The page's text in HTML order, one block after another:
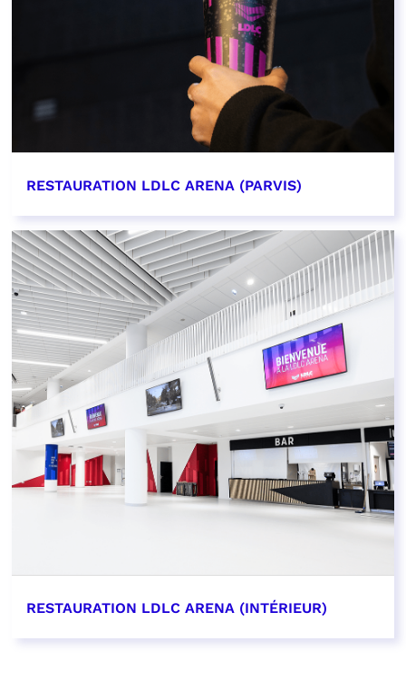
RESTAURATION LDLC ARENA (PARVIS)
EN SAVOIR PLUS
RESTAURATION LDLC ARENA (INTÉRIEUR)